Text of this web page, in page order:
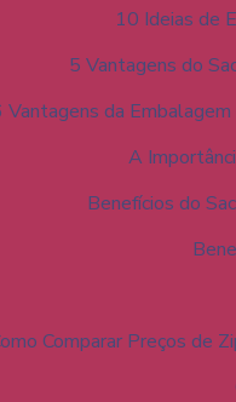
10 Ideias de
5 Vantagens do
Vantagens da
A
Benefícios do
Comparar Preços de